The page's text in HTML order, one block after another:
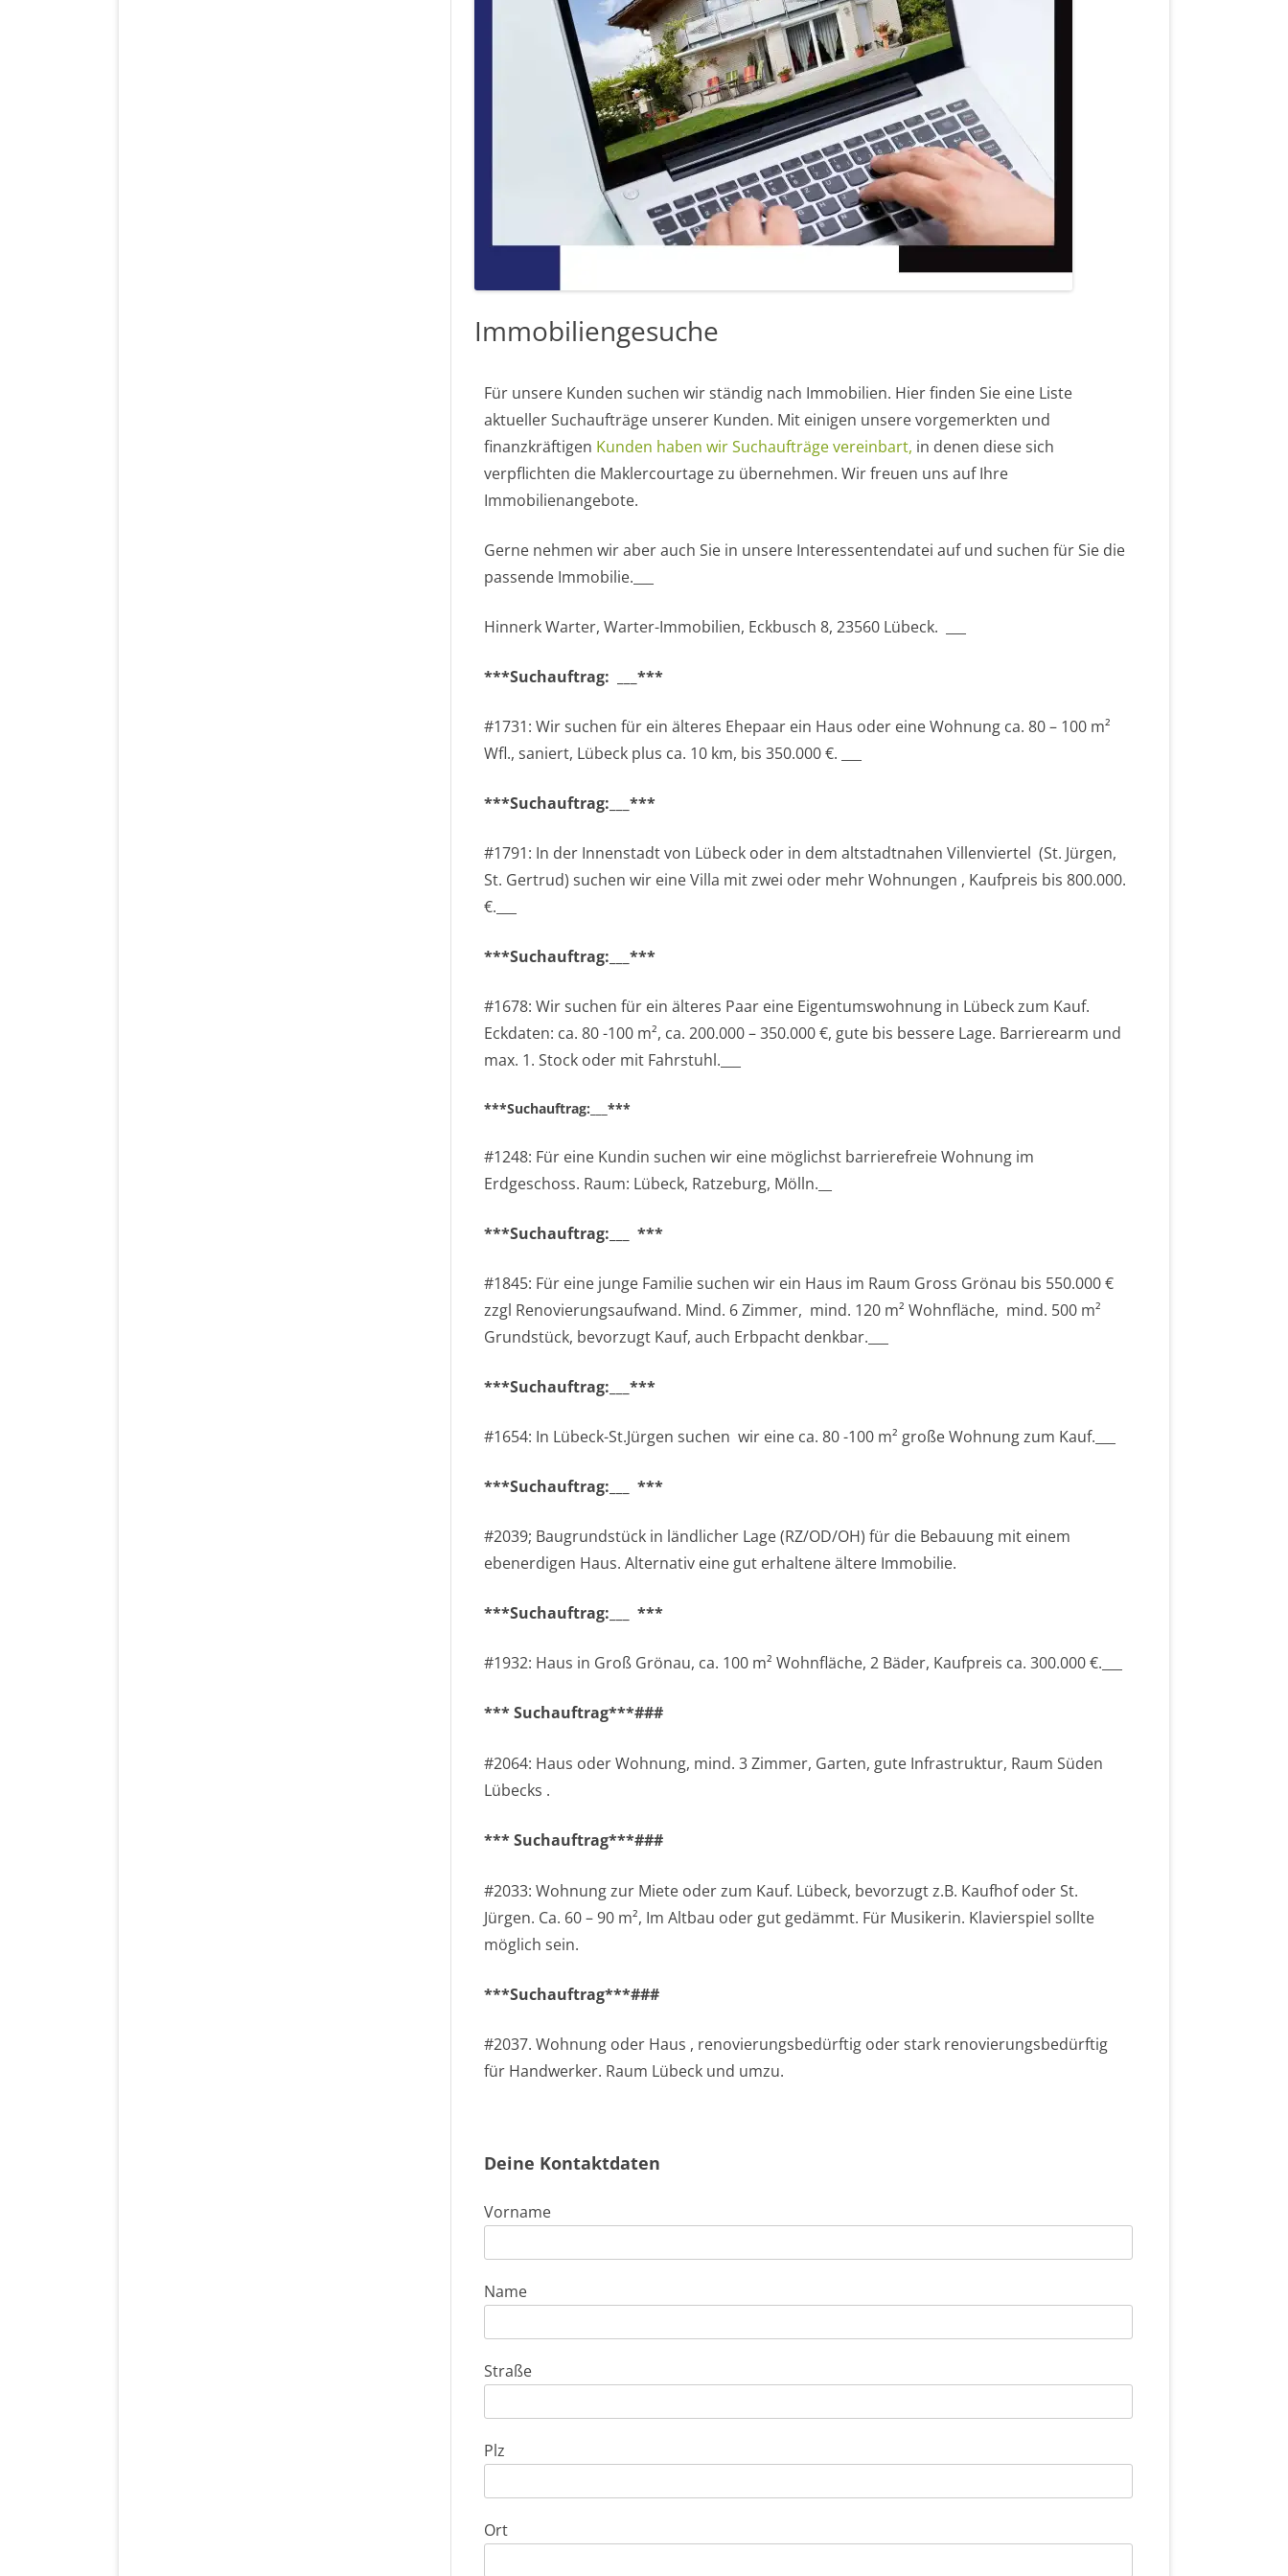
Immobiliengesuche
Für unsere Kunden suchen wir ständig nach Immobilien. Hier finden Sie eine Liste
aktueller Suchaufträge unserer Kunden. Mit einigen unsere vorgemerkten und
finanzkräftigen Kunden haben wir Suchaufträge vereinbart, in denen diese sich
verpflichten die Maklercourtage zu übernehmen. Wir freuen uns auf Ihre
Immobilienangebote.
Gerne nehmen wir aber auch Sie in unsere Interessentendatei auf und suchen für Sie die
passende Immobilie.___
Hinnerk Warter, Warter-Immobilien, Eckbusch 8, 23560 Lübeck. ___
***Suchauftrag: ___***
#1731: Wir suchen für ein älteres Ehepaar ein Haus oder eine Wohnung ca. 80 – 100 m²
Wfl., saniert, Lübeck plus ca. 10 km, bis 350.000 €. ___
***Suchauftrag:___***
#1791: In der Innenstadt von Lübeck oder in dem altstadtnahen Villenviertel (St. Jürgen,
St. Gertrud) suchen wir eine Villa mit zwei oder mehr Wohnungen , Kaufpreis bis 800.000.
€.___
***Suchauftrag:___***
#1678: Wir suchen für ein älteres Paar eine Eigentumswohnung in Lübeck zum Kauf.
Eckdaten: ca. 80 -100 m², ca. 200.000 – 350.000 €, gute bis bessere Lage. Barrierearm und
max. 1. Stock oder mit Fahrstuhl.___
***Suchauftrag:___***
#1248: Für eine Kundin suchen wir eine möglichst barrierefreie Wohnung im
Erdgeschoss. Raum: Lübeck, Ratzeburg, Mölln.__
***Suchauftrag:___ ***
#1845: Für eine junge Familie suchen wir ein Haus im Raum Gross Grönau bis 550.000 €
zzgl Renovierungsaufwand. Mind. 6 Zimmer, mind. 120 m² Wohnfläche, mind. 500 m²
Grundstück, bevorzugt Kauf, auch Erbpacht denkbar.___
***Suchauftrag:___***
#1654: In Lübeck-St.Jürgen suchen wir eine ca. 80 -100 m² große Wohnung zum Kauf.___
***Suchauftrag:___ ***
#2039; Baugrundstück in ländlicher Lage (RZ/OD/OH) für die Bebauung mit einem
ebenerdigen Haus. Alternativ eine gut erhaltene ältere Immobilie.
***Suchauftrag:___ ***
#1932: Haus in Groß Grönau, ca. 100 m² Wohnfläche, 2 Bäder, Kaufpreis ca. 300.000 €.___
*** Suchauftrag***###
#2064: Haus oder Wohnung, mind. 3 Zimmer, Garten, gute Infrastruktur, Raum Süden
Lübecks .
*** Suchauftrag***###
#2033: Wohnung zur Miete oder zum Kauf. Lübeck, bevorzugt z.B. Kaufhof oder St.
Jürgen. Ca. 60 – 90 m², Im Altbau oder gut gedämmt. Für Musikerin. Klavierspiel sollte
möglich sein.
***Suchauftrag***###
#2037. Wohnung oder Haus , renovierungsbedürftig oder stark renovierungsbedürftig
für Handwerker. Raum Lübeck und umzu.
Deine Kontaktdaten
Vorname
Name
Straße
Plz
Ort